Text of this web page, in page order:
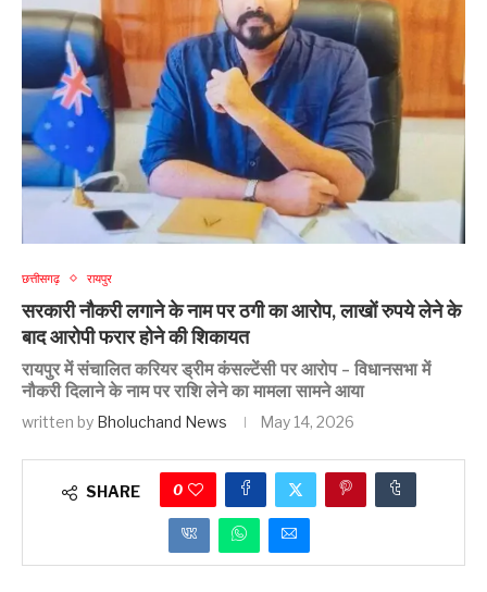
छत्तीसगढ़ रायपुर
सरकारी नौकरी लगाने के नाम पर ठगी का आरोप, लाखों रुपये लेने के
बाद आरोपी फरार होने की शिकायत
रायपुर में संचालित करियर ड्रीम कंसल्टेंसी पर आरोप – विधानसभा में
नौकरी दिलाने के नाम पर राशि लेने का मामला सामने आया
written by Bholuchand News May 14, 2026
SHARE 0